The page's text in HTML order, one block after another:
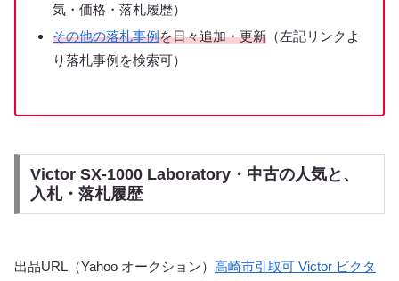
気・価格・落札履歴）
その他の落札事例を日々追加・更新 （左記リンクよ
り落札事例を検索可）
Victor SX-1000 Laboratory・中古の人気と、
入札・落札履歴
出品URL（Yahoo オークション） 高崎市引取可 Victor ビクタ